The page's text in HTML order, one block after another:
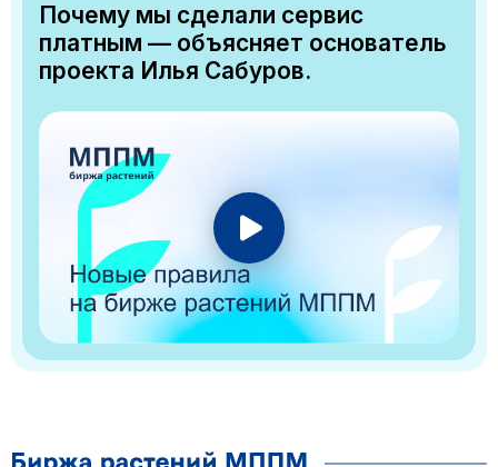
Почему мы сделали сервис
платным — объясняет основатель
проекта Илья Сабуров.